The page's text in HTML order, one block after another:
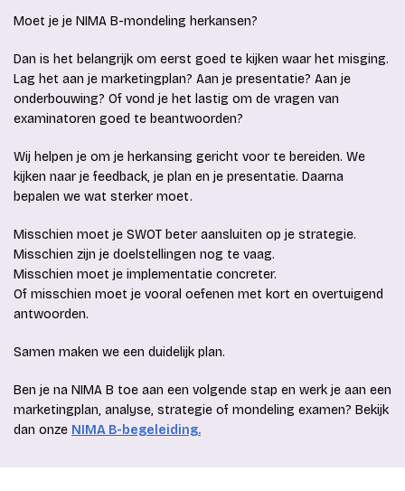
Moet je je NIMA B-mondeling herkansen?
Dan is het belangrijk om eerst goed te kijken waar het misging.
Lag het aan je marketingplan? Aan je presentatie? Aan je
onderbouwing? Of vond je het lastig om de vragen van
examinatoren goed te beantwoorden?
Wij helpen je om je herkansing gericht voor te bereiden. We
kijken naar je feedback, je plan en je presentatie. Daarna
bepalen we wat sterker moet.
Misschien moet je SWOT beter aansluiten op je strategie.
Misschien zijn je doelstellingen nog te vaag.
Misschien moet je implementatie concreter.
Of misschien moet je vooral oefenen met kort en overtuigend
antwoorden.
Samen maken we een duidelijk plan.
Ben je na NIMA B toe aan een volgende stap en werk je aan een
marketingplan, analyse, strategie of mondeling examen? Bekijk
dan onze NIMA B-begeleiding.